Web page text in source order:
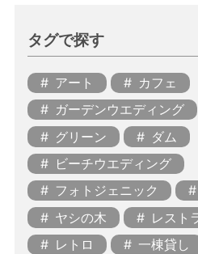
タグで探す
アート
カフェ
ガーデンウエディング
グリーン
ダム
ビーチウエディング
フォトジェニック
ヤシの木
レスト
レトロ
一棟貸し